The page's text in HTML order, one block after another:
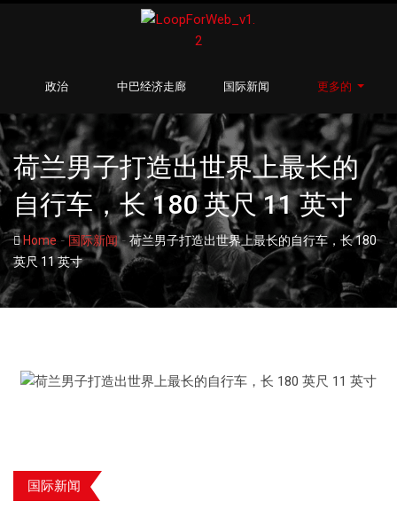
政治 中巴经济走廊 国际新闻 更多的
荷兰男子打造出世界上最长的
自行车，长 180 英尺 11 英寸
Home -国际新闻-荷兰男子打造出世界上最长的自行车，长 180
英尺 11 英寸
国际新闻